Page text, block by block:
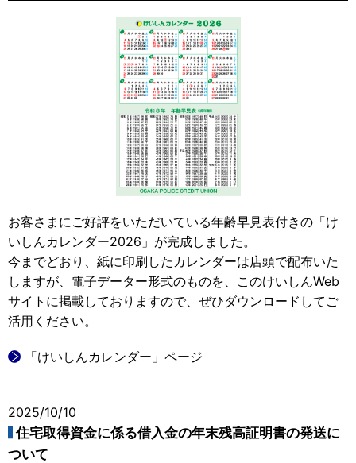
お客さまにご好評をいただいている年齢早見表付きの「け
いしんカレンダー2026」が完成しました。
今までどおり、紙に印刷したカレンダーは店頭で配布いた
しますが、電子データー形式のものを、このけいしんWeb
サイトに掲載しておりますので、ぜひダウンロードしてご
活用ください。
「けいしんカレンダー」ページ
2025/10/10
住宅取得資金に係る借入金の年末残高証明書の発送に
ついて